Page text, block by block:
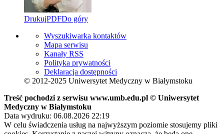
DrukujPDFDo góry
Wyszukiwarka kontaktów
Mapa serwisu
Kanały RSS
Polityka prywatności
Deklaracja dostępności
© 2012-2025 Uniwersytet Medyczny w Białymstoku
Treść pochodzi z serwisu www.umb.edu.pl © Uniwersytet
Medyczny w Białymstoku
Data wydruku: 06.08.2026 22:19
W celu świadczenia usług na najwyższym poziomie stosujemy pliki